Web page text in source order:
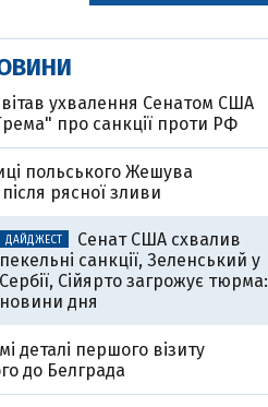
ухвалення Сенатом США
про санкції проти РФ
польського Жешува
рясної зливи
ДАЙДЖЕСТ
Сенат США схвалив
пекельні санкції, Зеленський у
Сербії, Сійярто загрожує тюрма:
новини дня
деталі першого візиту
до Белграда